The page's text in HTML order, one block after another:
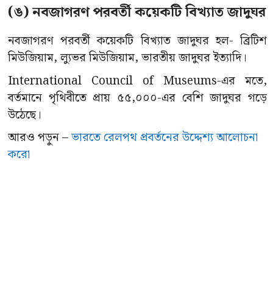
(ঙ) নবজাগরণ পরবর্তী কয়েকটি বিখ্যাত জাদুঘর
নবজাগরণ পরবর্তী কয়েকটি বিখ্যাত জাদুঘর হল- ব্রিটিশ
মিউজিয়াম, ল্যুভর মিউজিয়াম, ভারতীয় জাদুঘর ইত্যাদি।
International Council of Museums-এর মতে,
বর্তমানে পৃথিবীতে প্রায় ৫৫,০০০-এর বেশি জাদুঘর গড়ে
উঠেছে।
আরও পড়ুন –ভারতে রেলপথ প্রবর্তনের উদ্দেশ্য আলোচনা
করো